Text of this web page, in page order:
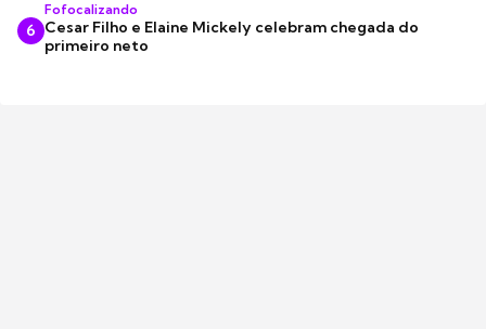
6
Fofocalizando
Cesar Filho e Elaine Mickely celebram chegada do
primeiro neto